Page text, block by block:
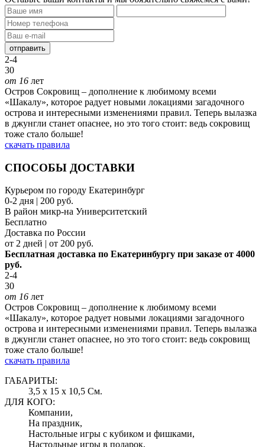
отправить
2-4
30
от 16 лет
Остров Сокровищ – дополнение к любимому всеми
«Шакалу», которое радует новыми локациями загадочного
острова и интересными изменениями правил. Теперь вылазка
в джунгли станет опаснее, но это того стоит: ведь сокровищ
тоже стало больше!
скачать правила
СПОСОБЫ ДОСТАВКИ
Курьером по городу Екатеринбург
0-2 дня | 200 руб.
В район микр-на Университетский
Бесплатно
Доставка по России
от 2 дней | от 200 руб.
Бесплатная доставка по Екатеринбургу при заказе от 4000
руб.
2-4
30
от 16 лет
Остров Сокровищ – дополнение к любимому всеми
«Шакалу», которое радует новыми локациями загадочного
острова и интересными изменениями правил. Теперь вылазка
в джунгли станет опаснее, но это того стоит: ведь сокровищ
тоже стало больше!
скачать правила
ГАБАРИТЫ:
3,5 x 15 x 10,5 См.
ДЛЯ КОГО:
Компании,
На праздник,
Настольные игры с кубиком и фишками,
Настольные игры в подарок,